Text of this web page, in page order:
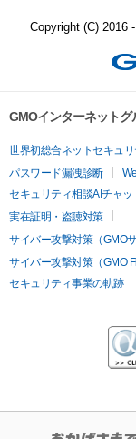
Copyright (C) 2016
GMOインターネット
世界初総合ネットセキュ
パスワード漏洩診断
セキュリティ相談AIチャッ
実在証明・盗聴対策
サイバー攻撃対策（GMO
サイバー攻撃対策（GMO
セキュリティ事業の軌跡